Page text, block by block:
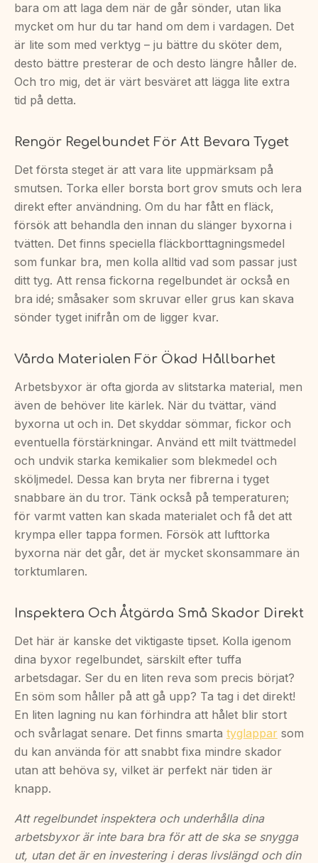
bara om att laga dem när de går sönder, utan lika
mycket om hur du tar hand om dem i vardagen. Det
är lite som med verktyg – ju bättre du sköter dem,
desto bättre presterar de och desto längre håller de.
Och tro mig, det är värt besväret att lägga lite extra
tid på detta.
Rengör Regelbundet För Att Bevara Tyget
Det första steget är att vara lite uppmärksam på
smutsen. Torka eller borsta bort grov smuts och lera
direkt efter användning. Om du har fått en fläck,
försök att behandla den innan du slänger byxorna i
tvätten. Det finns speciella fläckborttagningsmedel
som funkar bra, men kolla alltid vad som passar just
ditt tyg. Att rensa fickorna regelbundet är också en
bra idé; småsaker som skruvar eller grus kan skava
sönder tyget inifrån om de ligger kvar.
Vårda Materialen För Ökad Hållbarhet
Arbetsbyxor är ofta gjorda av slitstarka material, men
även de behöver lite kärlek. När du tvättar, vänd
byxorna ut och in. Det skyddar sömmar, fickor och
eventuella förstärkningar. Använd ett milt tvättmedel
och undvik starka kemikalier som blekmedel och
sköljmedel. Dessa kan bryta ner fibrerna i tyget
snabbare än du tror. Tänk också på temperaturen;
för varmt vatten kan skada materialet och få det att
krympa eller tappa formen. Försök att lufttorka
byxorna när det går, det är mycket skonsammare än
torktumlaren.
Inspektera Och Åtgärda Små Skador Direkt
Det här är kanske det viktigaste tipset. Kolla igenom
dina byxor regelbundet, särskilt efter tuffa
arbetsdagar. Ser du en liten reva som precis börjat?
En söm som håller på att gå upp? Ta tag i det direkt!
En liten lagning nu kan förhindra att hålet blir stort
och svårlagat senare. Det finns smarta tyglappar som
du kan använda för att snabbt fixa mindre skador
utan att behöva sy, vilket är perfekt när tiden är
knapp.
Att regelbundet inspektera och underhålla dina
arbetsbyxor är inte bara bra för att de ska se snygga
ut, utan det är en investering i deras livslängd och din